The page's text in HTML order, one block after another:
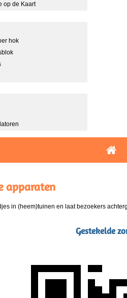
op de Kaart
hok
apparaten
in (heem)tuinen en laat bezoekers
Gestekelde